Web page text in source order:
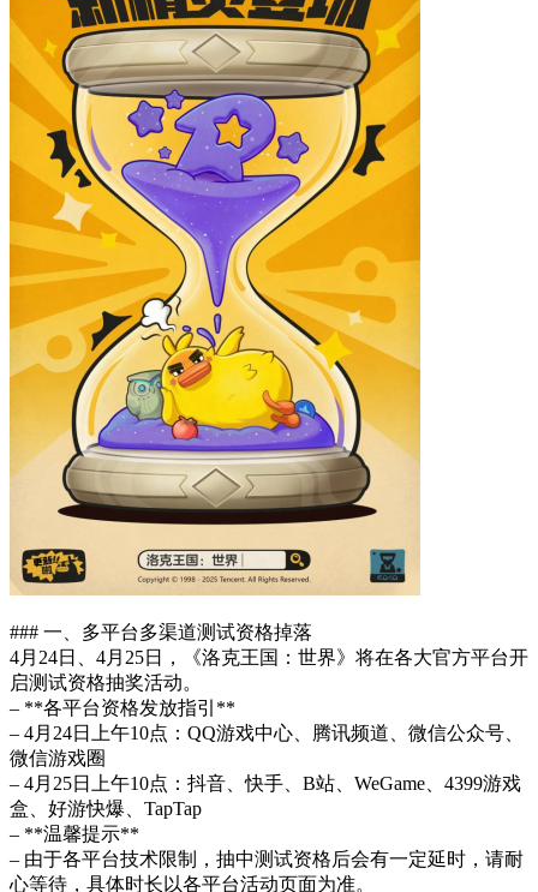
### 一、多平台多渠道测试资格掉落
4月24日、4月25日，《洛克王国：世界》将在各大官方平台开
启测试资格抽奖活动。
– **各平台资格发放指引**
– 4月24日上午10点：QQ游戏中心、腾讯频道、微信公众号、
微信游戏圈
– 4月25日上午10点：抖音、快手、B站、WeGame、4399游戏
盒、好游快爆、TapTap
– **温馨提示**
– 由于各平台技术限制，抽中测试资格后会有一定延时，请耐
心等待，具体时长以各平台活动页面为准。